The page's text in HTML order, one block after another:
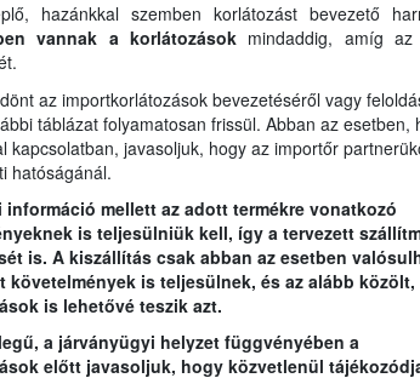
hazánkkal szemben korlátozást bevezető
vannak a korlátozások mindaddig, amíg az
az importkorlátozások bevezetéséről vagy
táblázat folyamatosan frissül. Abban az esetben,
javasoljuk, hogy az importőr
hatóságánál.
mellett az adott termékre vonatkozó
is teljesülniük kell, így a tervezett
is. A kiszállítás csak abban az esetben
is teljesülnek, és az alább közölt,
is lehetővé teszik azt.
a járványügyi helyzet függvényében a
előtt javasoljuk, hogy közvetlenül